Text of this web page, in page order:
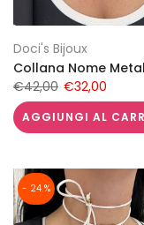
Doci's Bijoux
Collana Nome
€42,00 €32,00
AGGIUNGI AL
- 24 %